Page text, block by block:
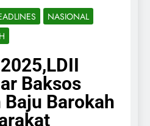
NASIONAL
Baksos
Barokah